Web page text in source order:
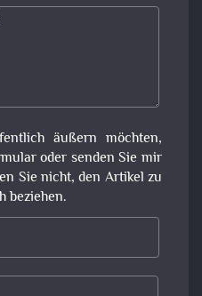
äußern möchten,
oder senden Sie mir
Sie nicht, den Artikel zu
beziehen.